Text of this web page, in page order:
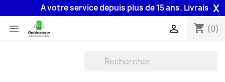
A votre service depuis plus de 15 ans. Livraison 48H
X
 shopping_cart (0)
